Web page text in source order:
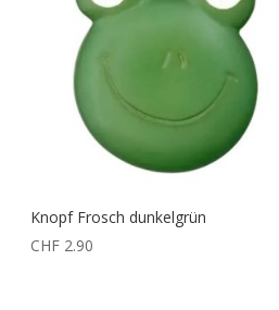
Knopf Frosch dunkelgrün
CHF2.90